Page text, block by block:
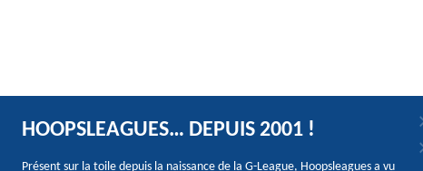
HOOPSLEAGUES… DEPUIS 2001 !
Présent sur la toile depuis la naissance de la G-League, Hoopsleagues a vu